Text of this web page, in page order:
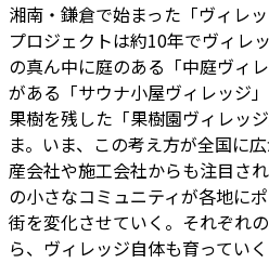
湘南・鎌倉で始まった「ヴィレ
プロジェクトは約10年でヴィレ
の真ん中に庭のある「中庭ヴィ
がある「サウナ小屋ヴィレッジ
果樹を残した「果樹園ヴィレッ
ま。いま、この考え方が全国に
産会社や施工会社からも注目さ
の小さなコミュニティが各地に
街を変化させていく。それぞれ
ら、ヴィレッジ自体も育っていく